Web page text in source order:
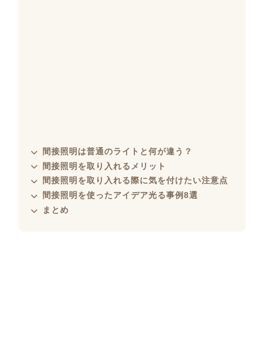
間接照明は普通のライトと何が違う？
間接照明を取り入れるメリット
間接照明を取り入れる際に気を付けたい注意点
間接照明を使ったアイデア光る事例8選
まとめ